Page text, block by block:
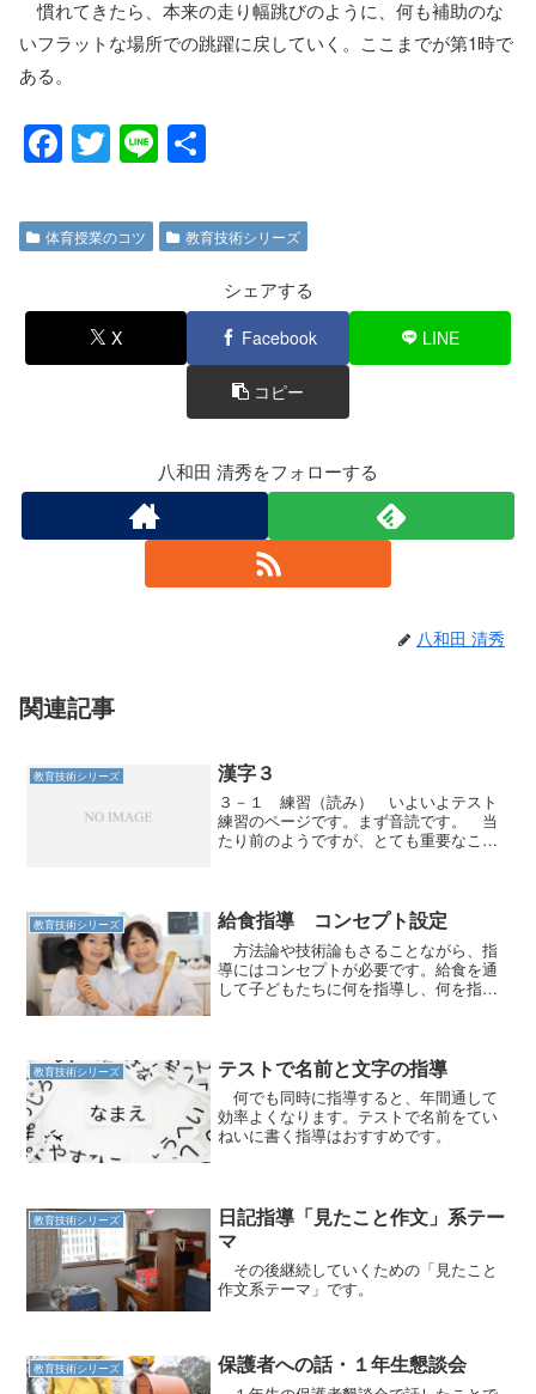
慣れてきたら、本来の走り幅跳びのように、何も補助のな
いフラットな場所での跳躍に戻していく。ここまでが第1時で
ある。
F
c
e
b
o
T
tt
er
Li
e
体育授業のコツ 教育技術シリーズ
シェアする
X Facebook LINE
コピー
八和田 清秀をフォローする
八和田 清秀
関連記事
教育技術シリーズ 漢字３
３－１ 練習（読み） いよいよテスト
練習のページです。まず音読です。 当
たり前のようですが、とても重要なこと
す。 ①教師の後につい...
教育技術シリーズ 給食指導 コンセプト設定
方法論や技術論もさることながら、指
導にはコンセプトが必要です。給食を通
して子どもたちに何を指導し、何を指導
教育技術シリーズ テストで名前と文字の指導
何でも同時に指導すると、年間通して
効率よくなります。テストで名前をてい
ねいに書く指導はおすすめです。
教育技術シリーズ
日記指導「見たこと作文」系テー
マ
その後継続していくための「見たこと
作文系テーマ」です。
教育技術シリーズ 保護者への話・１年生懇談会